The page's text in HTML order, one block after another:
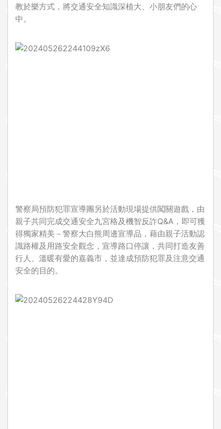
教於樂方式，將交通安全知識深植大、小朋友們的心
中。
警察局預防犯罪宣導團另於活動現場提供闖關遊戲，由
親子共同完成交通安全九宮格及機智反詐Q&A，即可獲
得獨家精美－警察大白熊周邊宣導品，藉由親子活動認
識路權及用路安全觀念，宣導路口停讓，共同打造友善
行人、溫暖有愛的嘉義市，並達成預防犯罪及注意交通
安全的目的。